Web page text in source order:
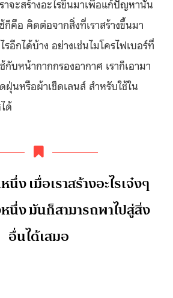
าจะสร้างอะไรขึ้นมาเพื่อแก้ปัญหานั้น
ก็คือ คิดต่อจากสิ่งที่เราสร้างขึ้นมา
รอีกได้บ้าง อย่างเช่นไมโครไฟเบอร์ที่
กับหน้ากากกรองอากาศ เราก็เอามา
นหรือผ้าเช็ดเลนส์ สำหรับใช้ใน
ด้
ง เมื่อเราสร้างอะไรเจ๋งๆ
นึ่ง มันก็สามารถพาไปสู่สิ่ง
อื่นได้เสมอ